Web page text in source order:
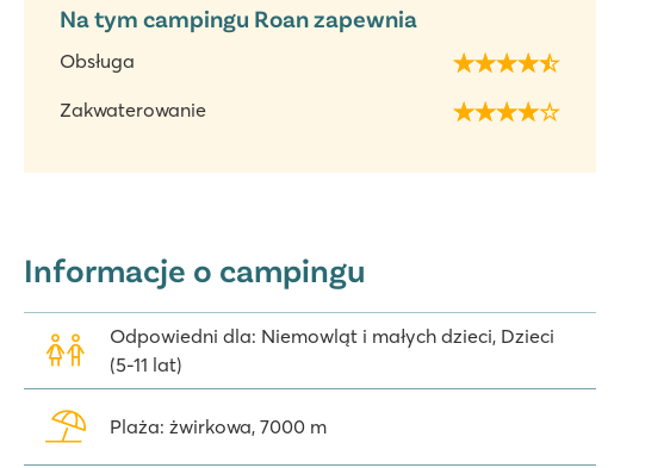
Na tym campingu Roan zapewnia
Obsługa
Zakwaterowanie
Informacje o campingu
Odpowiedni dla: Niemowląt i małych dzieci, Dzieci
(5-11 lat)
Plaża: żwirkowa, 7000 m